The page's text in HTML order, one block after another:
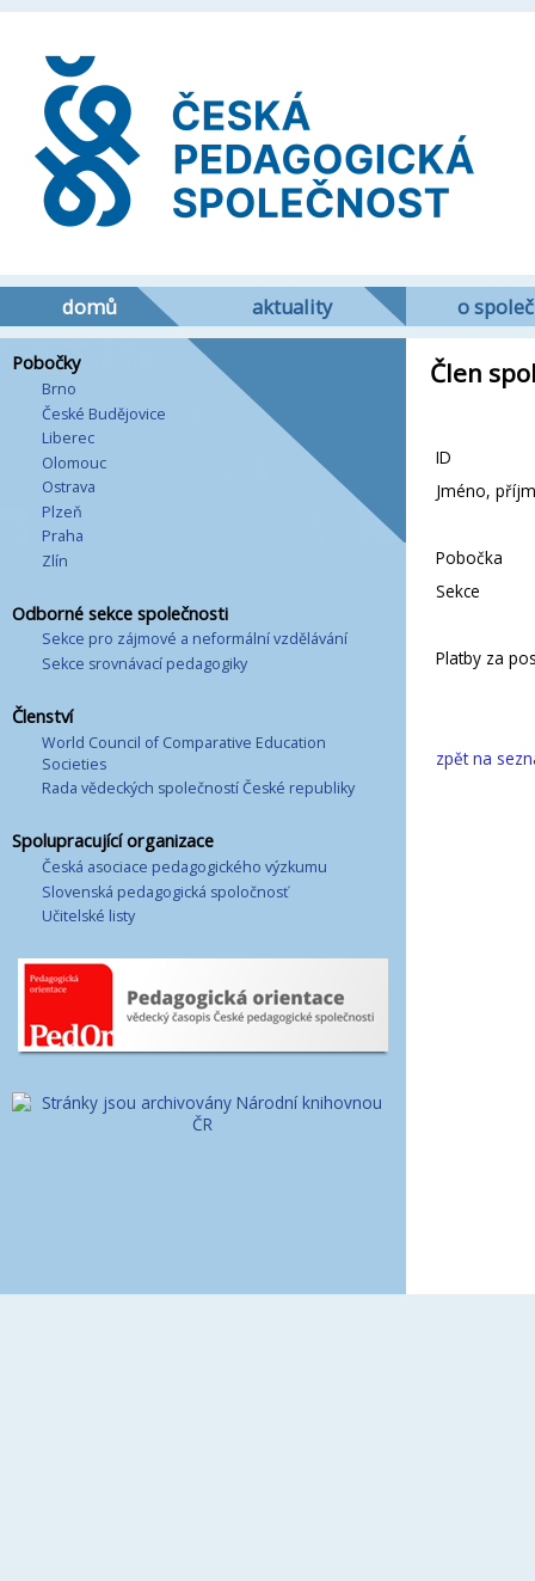
domů aktuality o
Pobočky
Brno
České Budějovice
Liberec
Olomouc
Ostrava
Plzeň
Praha
Zlín
Odborné sekce společnosti
Sekce pro zájmové a neformální vzdělávání
Sekce srovnávací pedagogiky
Členství
World Council of Comparative Education
Societies
Rada vědeckých společností České republiky
Spolupracující organizace
Česká asociace pedagogického výzkumu
Slovenská pedagogická spoločnosť
Učitelské listy
Člen
ID
Jméno,
Pobočka
Sekce
Platby za
zpět na